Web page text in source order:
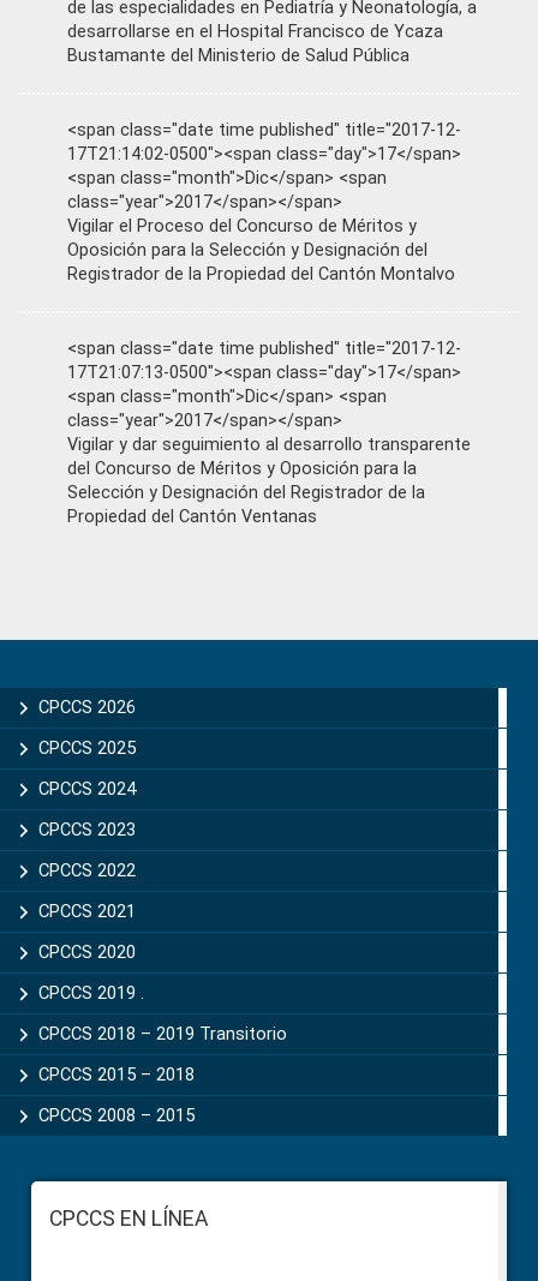
de las especialidades en Pediatría y Neonatología, a
desarrollarse en el Hospital Francisco de Ycaza
Bustamante del Ministerio de Salud Pública
<span class="date time published" title="2017-12-
17T21:14:02-0500"><span class="day">17</span>
<span class="month">Dic</span> <span
class="year">2017</span></span>
Vigilar el Proceso del Concurso de Méritos y
Oposición para la Selección y Designación del
Registrador de la Propiedad del Cantón Montalvo
<span class="date time published" title="2017-12-
17T21:07:13-0500"><span class="day">17</span>
<span class="month">Dic</span> <span
class="year">2017</span></span>
Vigilar y dar seguimiento al desarrollo transparente
del Concurso de Méritos y Oposición para la
Selección y Designación del Registrador de la
Propiedad del Cantón Ventanas
Sidebar
CPCCS 2026
CPCCS 2025
CPCCS 2024
CPCCS 2023
CPCCS 2022
CPCCS 2021
CPCCS 2020
CPCCS 2019 .
CPCCS 2018 – 2019 Transitorio
CPCCS 2015 – 2018
CPCCS 2008 – 2015
FooterCPCCS EN LÍNEA